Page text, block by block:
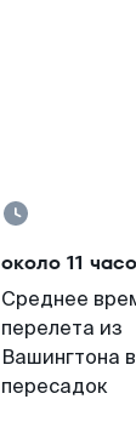
около 11
Среднее
перелета из
Вашингтона
пересадок